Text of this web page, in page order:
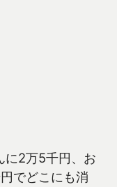
に2万5千円、お
でどこにも消